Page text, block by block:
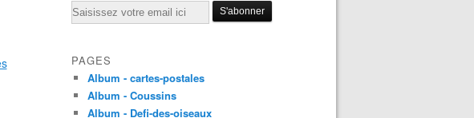
Email
PAGES
Album - cartes-postales
Album - Coussins
Album - Defi-des-oiseaux